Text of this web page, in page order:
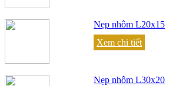
Nẹp nhôm L20x15
Xem chi tiết
Nẹp nhôm L30x20